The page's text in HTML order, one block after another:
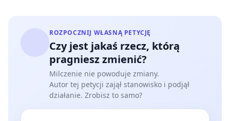
ROZPOCZNIJ WŁASNĄ PETYCJĘ
Czy jest jakaś rzecz, którą
pragniesz zmienić?
Milczenie nie powoduje zmiany.
Autor tej petycji zajął stanowisko i podjął
działanie. Zrobisz to samo?